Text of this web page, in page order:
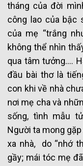
tháng của đời
công lao của bậc
của mẹ “trắng
không thể nhìn
qua tâm tưởng….
đầu bài thơ là
con khi về nhà
nơi mẹ cha và
sống, tình mẫu
Người ta mong
xa nhà, do “nhớ
gầy; mái tóc mẹ